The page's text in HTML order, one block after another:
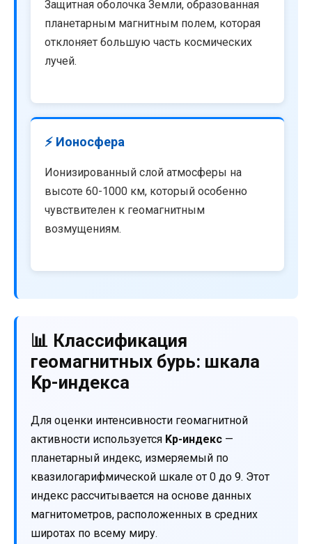
Защитная оболочка Земли, образованная
планетарным магнитным полем, которая
отклоняет большую часть космических
лучей.
⚡ Ионосфера
Ионизированный слой атмосферы на
высоте 60-1000 км, который особенно
чувствителен к геомагнитным
возмущениям.
📊 Классификация
геомагнитных бурь: шкала
Kp-индекса
Для оценки интенсивности геомагнитной
активности используется Kp-индекс —
планетарный индекс, измеряемый по
квазилогарифмической шкале от 0 до 9. Этот
индекс рассчитывается на основе данных
магнитометров, расположенных в средних
широтах по всему миру.